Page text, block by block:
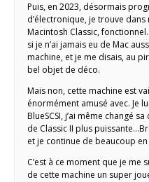
Puis, en 2023, désormais
d’électronique, je trouve
Macintosh Classic,
si je n’ai jamais eu de Mac
machine, et je me disais, au
bel objet de déco.
Mais non, cette machine est
énormément amusé avec. Je
BlueSCSI, j’ai même changé
de Classic II plus
et je continue de beaucoup
C’est à ce moment que je me
de cette machine un super